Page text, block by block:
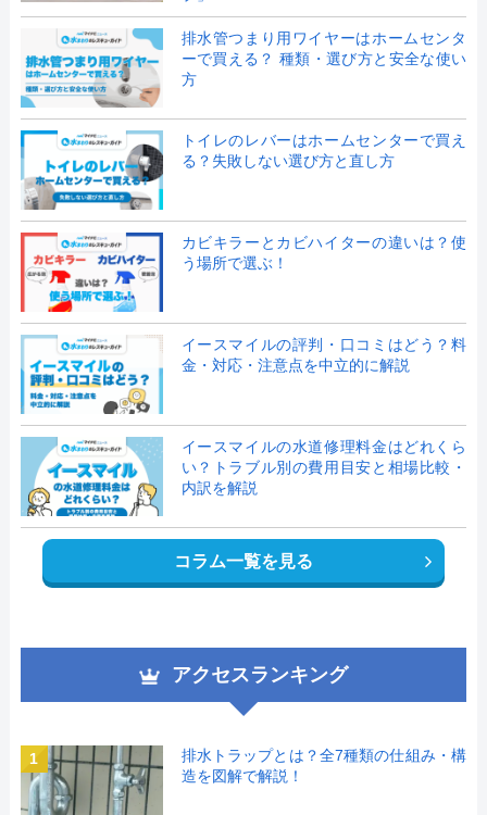
排水管つまり用ワイヤーはホームセンタ
ーで買える？ 種類・選び方と安全な使い
方
トイレのレバーはホームセンターで買え
る？失敗しない選び方と直し方
カビキラーとカビハイターの違いは？使
う場所で選ぶ！
イースマイルの評判・口コミはどう？料
金・対応・注意点を中立的に解説
イースマイルの水道修理料金はどれくら
い？トラブル別の費用目安と相場比較・
内訳を解説
コラム一覧を見る
アクセスランキング
1
排水トラップとは？全7種類の仕組み・構
造を図解で解説！